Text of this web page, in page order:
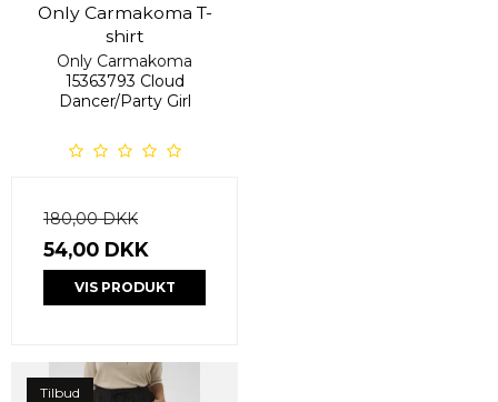
Only Carmakoma T-
shirt
Only Carmakoma
15363793 Cloud
Dancer/Party Girl
180,00 DKK
54,00 DKK
VIS PRODUKT
Tilbud